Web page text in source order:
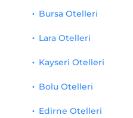
Bursa Otelleri
Lara Otelleri
Kayseri Otelleri
Bolu Otelleri
Edirne Otelleri